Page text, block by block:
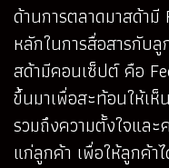
ด้านการตลาดมาสด้า
หลักในการสื่อสารกับ
สด้ามีคอนเซ็ปต์ คือ
ขึ้นมาเพื่อสะท้อนให้เห็
รวมถึงความตั้งใจและ
แก่ลูกค้า เพื่อให้ลูกค้า